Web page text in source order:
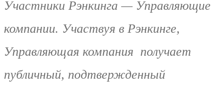
Участники Рэнкинга — Управляющие
компании. Участвуя в Рэнкинге,
Управляющая компания получает
публичный, подтвержденный